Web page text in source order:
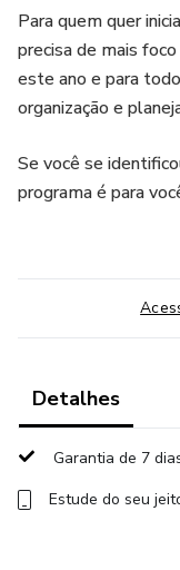
Para quem quer
precisa de mais
este ano e para
organização e
Se você se
programa é para
Detalhes
Garantia de 7
Estude do seu